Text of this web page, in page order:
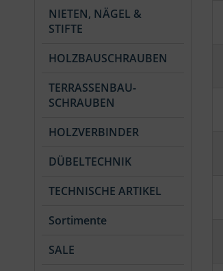
NIETEN, NÄGEL &
STIFTE
HOLZBAUSCHRAUBEN
TERRASSENBAU-
SCHRAUBEN
HOLZVERBINDER
DÜBELTECHNIK
TECHNISCHE ARTIKEL
Sortimente
SALE